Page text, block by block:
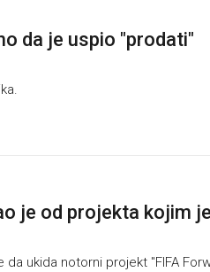
da je uspio "prodati"
je od projekta kojim
da ukida notorni projekt "FIFA